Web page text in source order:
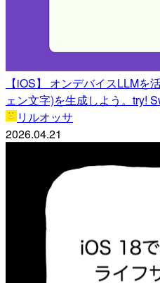
【iOS】 オンデバイスLLMを
ェン文字)を生成しよう。try!
リルオッサ
2026.04.21